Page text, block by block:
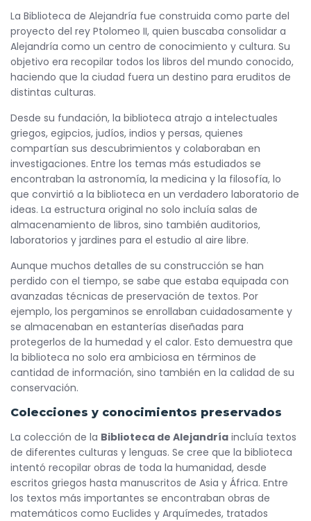
La Biblioteca de Alejandría fue construida como parte del
proyecto del rey Ptolomeo II, quien buscaba consolidar a
Alejandría como un centro de conocimiento y cultura. Su
objetivo era recopilar todos los libros del mundo conocido,
haciendo que la ciudad fuera un destino para eruditos de
distintas culturas.
Desde su fundación, la biblioteca atrajo a intelectuales
griegos, egipcios, judíos, indios y persas, quienes
compartían sus descubrimientos y colaboraban en
investigaciones. Entre los temas más estudiados se
encontraban la astronomía, la medicina y la filosofía, lo
que convirtió a la biblioteca en un verdadero laboratorio de
ideas. La estructura original no solo incluía salas de
almacenamiento de libros, sino también auditorios,
laboratorios y jardines para el estudio al aire libre.
Aunque muchos detalles de su construcción se han
perdido con el tiempo, se sabe que estaba equipada con
avanzadas técnicas de preservación de textos. Por
ejemplo, los pergaminos se enrollaban cuidadosamente y
se almacenaban en estanterías diseñadas para
protegerlos de la humedad y el calor. Esto demuestra que
la biblioteca no solo era ambiciosa en términos de
cantidad de información, sino también en la calidad de su
conservación.
Colecciones y conocimientos preservados
La colección de la Biblioteca de Alejandría incluía textos
de diferentes culturas y lenguas. Se cree que la biblioteca
intentó recopilar obras de toda la humanidad, desde
escritos griegos hasta manuscritos de Asia y África. Entre
los textos más importantes se encontraban obras de
matemáticos como Euclides y Arquímedes, tratados